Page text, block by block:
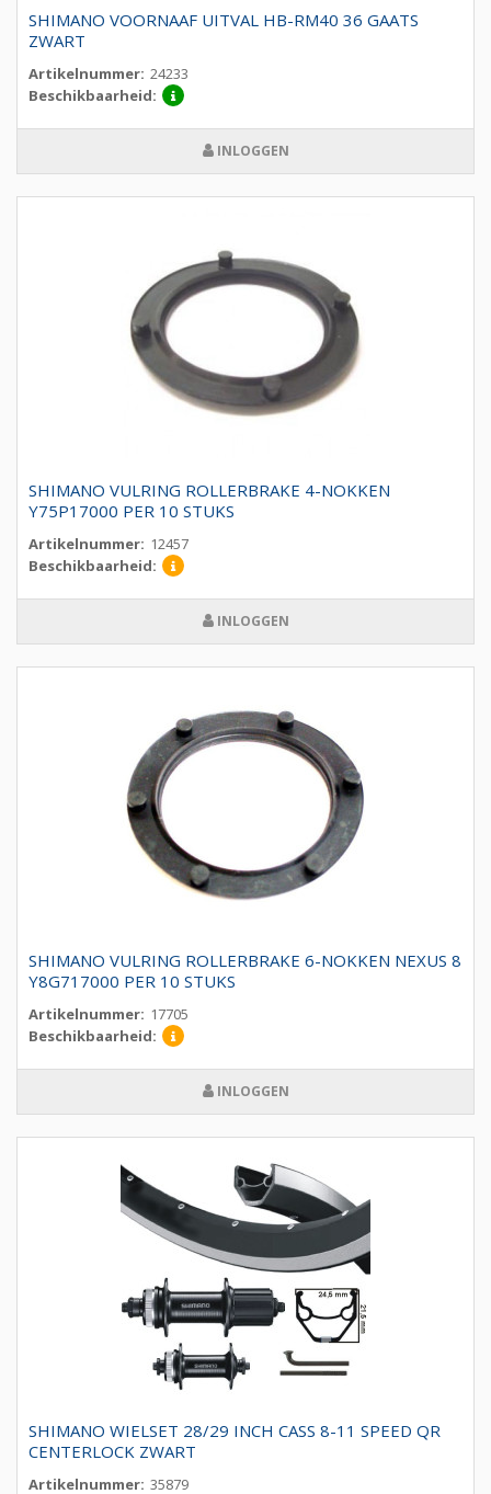
SHIMANO VOORNAAF UITVAL HB-RM40 36 GAATS
ZWART
Artikelnummer: 24233
Beschikbaarheid:
INLOGGEN
SHIMANO VULRING ROLLERBRAKE 4-NOKKEN
Y75P17000 PER 10 STUKS
Artikelnummer: 12457
Beschikbaarheid:
INLOGGEN
SHIMANO VULRING ROLLERBRAKE 6-NOKKEN NEXUS 8
Y8G717000 PER 10 STUKS
Artikelnummer: 17705
Beschikbaarheid:
INLOGGEN
SHIMANO WIELSET 28/29 INCH CASS 8-11 SPEED QR
CENTERLOCK ZWART
Artikelnummer: 35879